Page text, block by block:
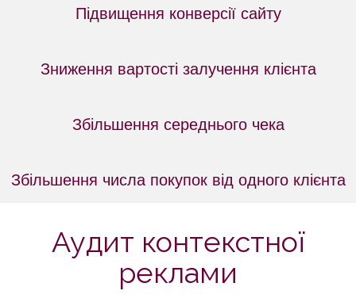
Підвищення конверсії сайту
Зниження вартості залучення клієнта
Збільшення середнього чека
Збільшення числа покупок від одного клієнта
Аудит контекстної
реклами